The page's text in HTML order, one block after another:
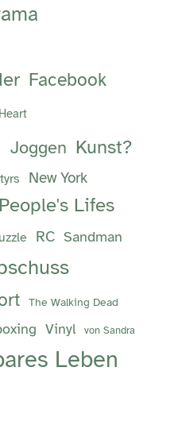
Facebook
Heart
Joggen Kunst?
New York
Lifes
RC Sandman
The Walking Dead
Vinyl von Sandra
Leben